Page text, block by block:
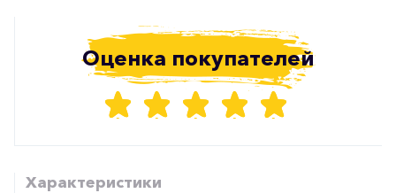
Оценка покупателей
Характеристики